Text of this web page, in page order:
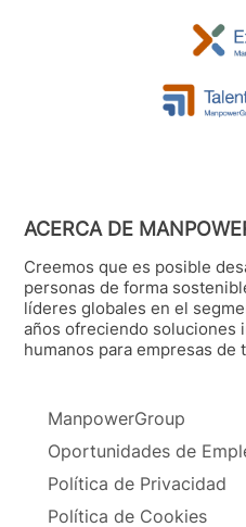
ACERCA DE
Creemos que es posible
personas de forma
líderes globales en el
años ofreciendo soluciones
humanos para empresas de
ManpowerGroup
Oportunidades de
Política de Privacidad
Política de Cookies